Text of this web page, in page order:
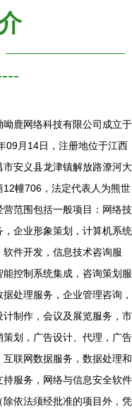
呦鹿网络科技有限公司成立于
09月14日，注册地位于江西
市安义县龙津镇解放路潦河大
12幢706，法定代表人为熊世
营范围包括一般项目：网络技
，企业形象策划，计算机系统
软件开发，信息技术咨询服
能控制系统集成，咨询策划服
据处理服务，企业管理咨询，
计制作，会议及展览服务，市
策划，广告设计、代理，广告
互联网数据服务，数据处理和
持服务，网络与信息安全软件
除依法须经批准的项目外，凭